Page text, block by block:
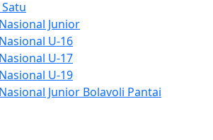
Junior
U-16
U-17
U-19
Junior Bolavoli Pantai